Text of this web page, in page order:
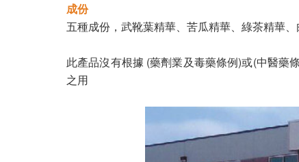
成份
五種成份，武靴葉精華、苦瓜精華、綠茶精華
此產品沒有根據 (藥劑業及毒藥條例)或(中醫藥
之用